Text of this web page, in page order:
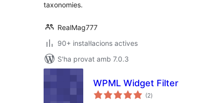
taxonomies.
RealMag777
90+ instal·lacions actives
S'ha provat amb 7.0.3
WPML Widget Filter
(2puntuacions
totals
)